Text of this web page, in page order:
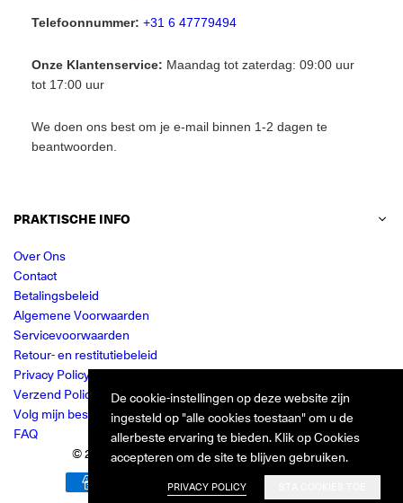
Telefoonnummer: +31 6 47779494
Onze Klantenservice: Maandag tot zaterdag: 09:00 uur
tot 17:00 uur
We doen ons best om je e-mail binnen 1-2 dagen te
beantwoorden.
PRAKTISCHE INFO
Over Ons
Contact
Betalingsbeleid
Algemene Voorwaarden
Servicevoorwaarden
Retour- en restitutiebeleid
Privacy Policy
Verzend Policy
Volg mijn bestelling
FAQ
© 2024 Jurkjes.co. Alle rechten voorbehouden.
De cookie-instellingen op deze website zijn
ingesteld op "alle cookies toestaan" om u de
allerbeste ervaring te bieden. Klik op Cookies
accepteren om de site te blijven gebruiken.
PRIVACY POLICY